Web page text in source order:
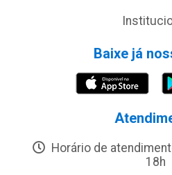
Baixe já
Horário de
18h